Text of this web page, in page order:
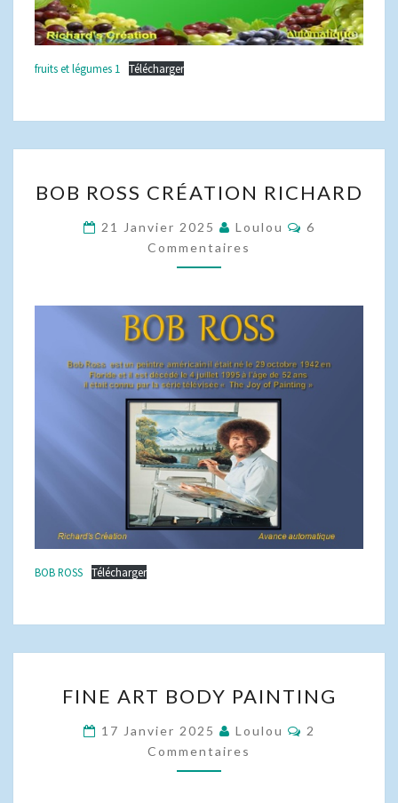
fruits et légumes 1 Télécharger
ROSS
CRÉATION
RICHARD
BOB ROSS CRÉATION RICHARD
21 Janvier 2025 Loulou
6
Commentaires
BOB ROSS Télécharger
ART
BODY
PAINTING
FINE ART BODY PAINTING
17 Janvier 2025 Loulou
2
Commentaires